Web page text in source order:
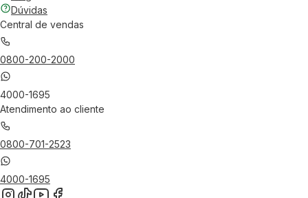
Dúvidas
Central de vendas
0800-200-2000
4000-1695
Atendimento ao cliente
0800-701-2523
4000-1695